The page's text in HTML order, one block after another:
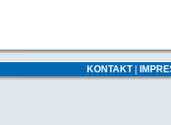
KONTAKT|